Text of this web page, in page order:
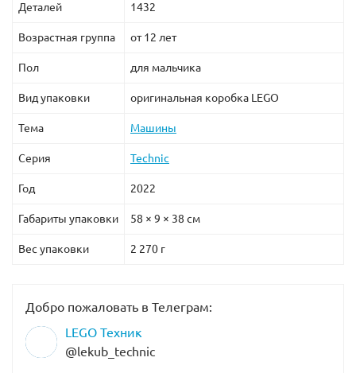
Деталей 1432
Возрастная группа от 12 лет
Пол для мальчика
Вид упаковки оригинальная коробка LEGO
Тема Машины
Серия Technic
Год 2022
Габариты упаковки 58 × 9 × 38 см
Вес упаковки 2 270 г
Добро пожаловать в Телеграм:
LEGO Техник
@lekub_technic